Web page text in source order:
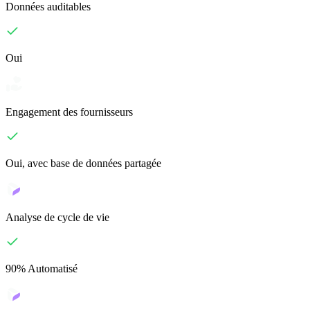
Données auditables
Oui
Engagement des fournisseurs
Oui, avec base de données partagée
Analyse de cycle de vie
90% Automatisé